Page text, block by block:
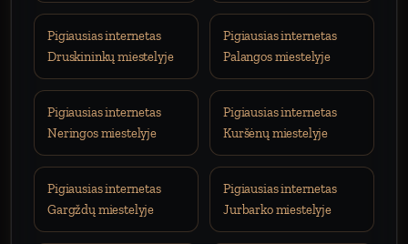
Pigiausias internetas
Druskininkų miestelyje
Pigiausias internetas
Palangos miestelyje
Pigiausias internetas
Neringos miestelyje
Pigiausias internetas
Kuršėnų miestelyje
Pigiausias internetas
Gargždų miestelyje
Pigiausias internetas
Jurbarko miestelyje